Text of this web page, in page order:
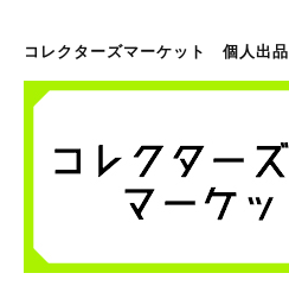
コレクターズマーケット 個人出品